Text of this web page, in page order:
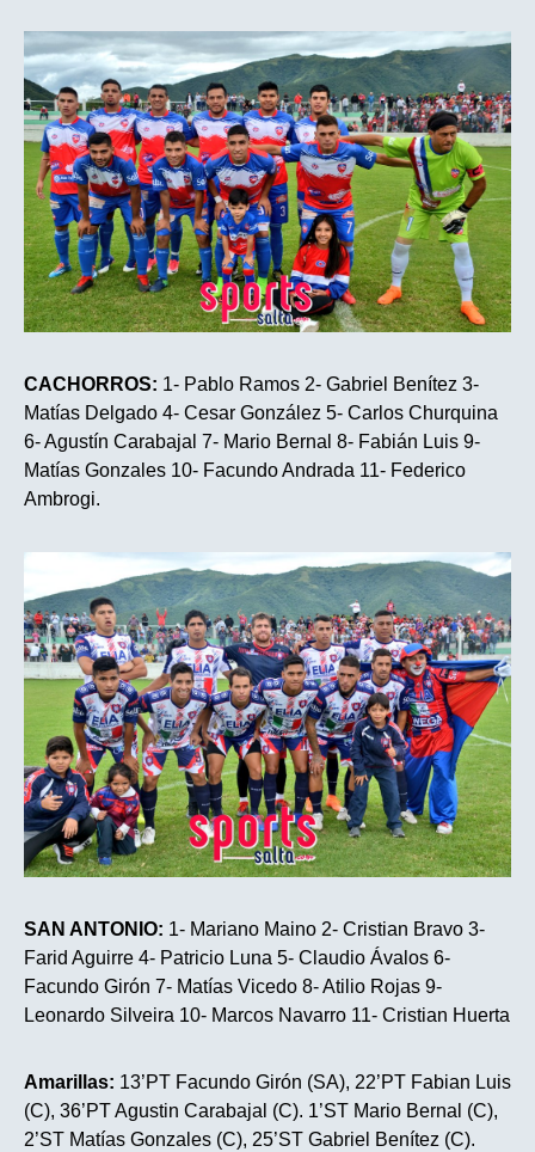
CACHORROS: 1- Pablo Ramos 2- Gabriel Benítez 3-
Matías Delgado 4- Cesar González 5- Carlos Churquina
6- Agustín Carabajal 7- Mario Bernal 8- Fabián Luis 9-
Matías Gonzales 10- Facundo Andrada 11- Federico
Ambrogi.
SAN ANTONIO: 1- Mariano Maino 2- Cristian Bravo 3-
Farid Aguirre 4- Patricio Luna 5- Claudio Ávalos 6-
Facundo Girón 7- Matías Vicedo 8- Atilio Rojas 9-
Leonardo Silveira 10- Marcos Navarro 11- Cristian Huerta
Amarillas: 13’PT Facundo Girón (SA), 22’PT Fabian Luis
(C), 36’PT Agustin Carabajal (C). 1’ST Mario Bernal (C),
2’ST Matías Gonzales (C), 25’ST Gabriel Benítez (C).